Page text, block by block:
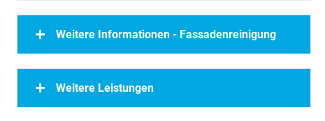
Weitere Informationen - Fassadenreinigung
Weitere Leistungen